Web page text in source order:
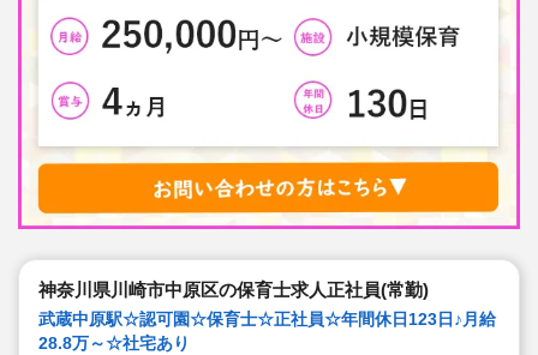
神奈川県川崎市中原区の保育士求人正社員(常勤)
武蔵中原駅☆認可園☆保育士☆正社員☆年間休日123日♪月給
28.8万～☆社宅あり